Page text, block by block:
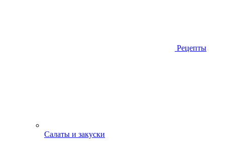
Рецепты
Салаты и закуски